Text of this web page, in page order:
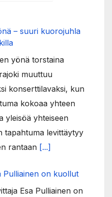
– suuri kuorojuhla
yönä torstaina
muuttuu
konserttilavaksi, kun
kokoaa yhteen
yleisöä yhteiseen
tapahtuma levittäytyy
rantaan [...]
Pulliainen on kuollut
Esa Pulliainen on